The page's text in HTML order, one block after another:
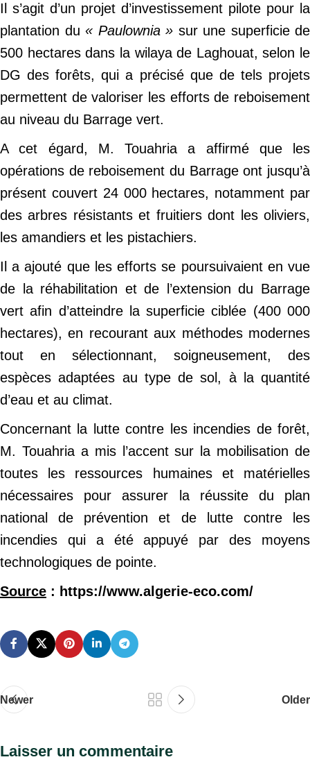
Il s’agit d’un projet d’investissement pilote pour la
plantation du « Paulownia » sur une superficie de
500 hectares dans la wilaya de Laghouat, selon le
DG des forêts, qui a précisé que de tels projets
permettent de valoriser les efforts de reboisement
au niveau du Barrage vert.
A cet égard, M. Touahria a affirmé que les
opérations de reboisement du Barrage ont jusqu’à
présent couvert 24 000 hectares, notamment par
des arbres résistants et fruitiers dont les oliviers,
les amandiers et les pistachiers.
Il a ajouté que les efforts se poursuivaient en vue
de la réhabilitation et de l’extension du Barrage
vert afin d’atteindre la superficie ciblée (400 000
hectares), en recourant aux méthodes modernes
tout en sélectionnant, soigneusement, des
espèces adaptées au type de sol, à la quantité
d’eau et au climat.
Concernant la lutte contre les incendies de forêt,
M. Touahria a mis l’accent sur la mobilisation de
toutes les ressources humaines et matérielles
nécessaires pour assurer la réussite du plan
national de prévention et de lutte contre les
incendies qui a été appuyé par des moyens
technologiques de pointe.
Source : https://www.algerie-eco.com/
Newer Older
Laisser un commentaire